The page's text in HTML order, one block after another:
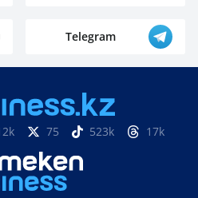
Telegram
75 523k 17k